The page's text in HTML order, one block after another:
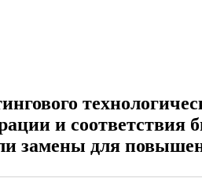
и соответствия
замены для